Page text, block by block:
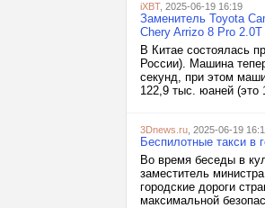
iXBT, 2025-06-19 16:19
Заменитель Toyota
Chery Arrizo 8 Pro 2.0T
В Китае состоялась
России). Машина
секунд, при этом
122,9 тыс. юаней (это
3Dnews.ru , 2025-06-19
Беспилотные такси в
Во время беседы в
заместитель
городские дороги
максимальной